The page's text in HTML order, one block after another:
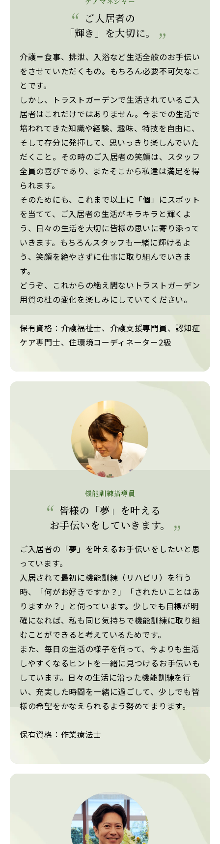
ご入居者の
「輝き」を大切に。
介護＝食事、排泄、入浴など生活全般のお手伝い
をさせていただくもの。もちろん必要不可欠なこ
とです。
しかし、トラストガーデンで生活されているご入
居者はこれだけではありません。今までの生活で
培われてきた知識や経験、趣味、特技を自由に、
そして存分に発揮して、思いっきり楽しんでいた
だくこと。その時のご入居者の笑顔は、スタッフ
全員の喜びであり、またそこから私達は満足を得
られます。
そのためにも、これまで以上に「個」にスポット
を当てて、ご入居者の生活がキラキラと輝くよ
う、日々の生活を大切に皆様の思いに寄り添って
いきます。もちろんスタッフも一緒に輝けるよ
う、笑顔を絶やさずに仕事に取り組んでいきま
す。
どうぞ、これからの絶え間ないトラストガーデン
用賀の杜の変化を楽しみにしていてください。
保有資格：介護福祉士、介護支援専門員、認知症
ケア専門士、住環境コーディネーター2級
機能訓練指導員
皆様の「夢」を叶える
お手伝いをしていきます。
ご入居者の「夢」を叶えるお手伝いをしたいと思
っています。
入居されて最初に機能訓練（リハビリ）を行う
時、「何がお好きですか？」「されたいことはあ
りますか？」と伺っています。少しでも目標が明
確になれば、私も同じ気持ちで機能訓練に取り組
むことができると考えているためです。
また、毎日の生活の様子を伺って、今よりも生活
しやすくなるヒントを一緒に見つけるお手伝いも
しています。日々の生活に沿った機能訓練を行
い、充実した時間を一緒に過ごして、少しでも皆
様の希望をかなえられるよう努めてまります。
保有資格：作業療法士